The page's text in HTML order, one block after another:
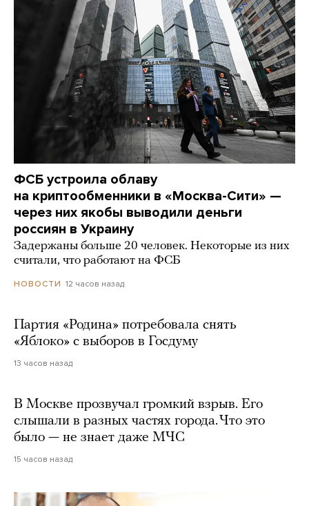
ФСБ устроила облаву
на криптообменники в «Москва-Сити» —
через них якобы выводили деньги
россиян в Украину
Задержаны больше 20 человек. Некоторые из них
считали, что работают на ФСБ
НОВОСТИ 12 часов назад
Партия «Родина» потребовала снять
«Яблоко» с выборов в Госдуму
13 часов назад
В Москве прозвучал громкий взрыв. Его
слышали в разных частях города. Что это
было — не знает даже МЧС
15 часов назад